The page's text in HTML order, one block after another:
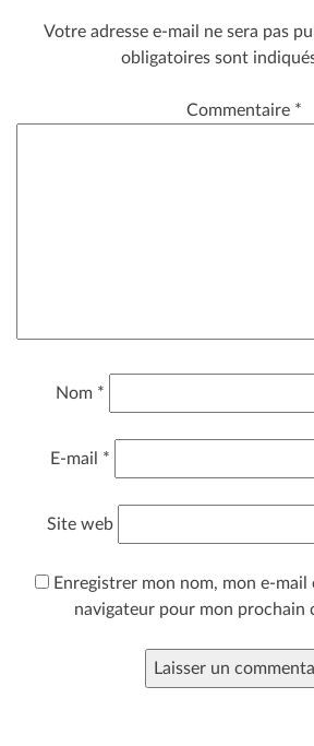
L’ARTICLE
Votre adresse e-mail ne sera pas
obligatoires sont
Commentaire *
Nom *
E-mail *
Site web
Enregistrer mon nom, mon e-mail
navigateur pour mon prochain